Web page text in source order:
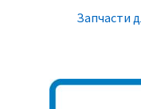
Запчасти